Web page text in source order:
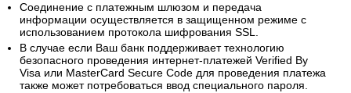
Соединение с платежным шлюзом и передача
информации осуществляется в защищенном режиме с
использованием протокола шифрования SSL.
В случае если Ваш банк поддерживает технологию
безопасного проведения интернет-платежей Verified By
Visa или MasterCard Secure Code для проведения платежа
также может потребоваться ввод специального пароля.